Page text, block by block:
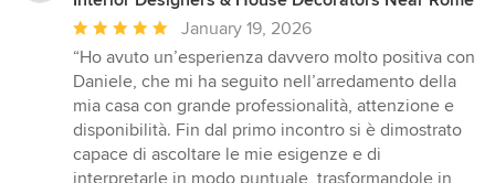
Average
rating:
5
out
of
5
stars
January 19, 2026
“Ho avuto un’esperienza davvero molto positiva con
Daniele, che mi ha seguito nell’arredamento della
mia casa con grande professionalità, attenzione e
disponibilità. Fin dal primo incontro si è dimostrato
capace di ascoltare le mie esigenze e di